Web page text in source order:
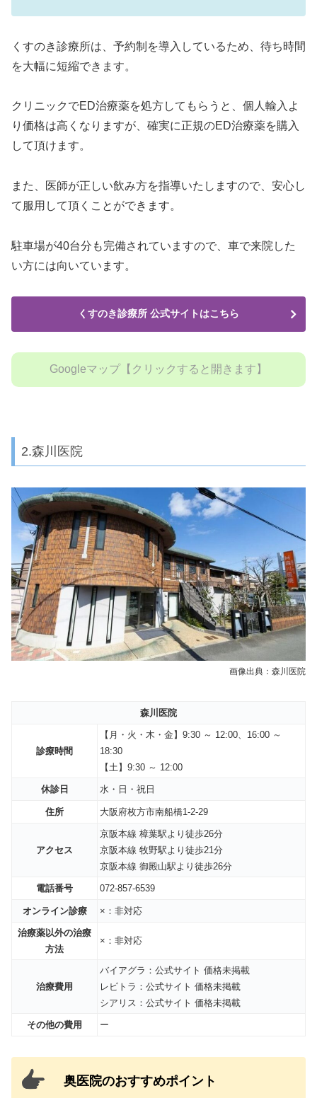
くすのき診療所は、予約制を導入しているため、待ち時間
を大幅に短縮できます。
クリニックでED治療薬を処方してもらうと、個人輸入よ
り価格は高くなりますが、確実に正規のED治療薬を購入
して頂けます。
また、医師が正しい飲み方を指導いたしますので、安心し
て服用して頂くことができます。
駐車場が40台分も完備されていますので、車で来院した
い方には向いています。
くすのき診療所 公式サイトはこちら
Googleマップ【クリックすると開きます】
2.森川医院
画像出典：森川医院
森川医院
診療時間
【月・火・ 木・金】9:30 ～ 12:00、16:00 ～
18:30
【土】9:30 ～ 12:00
休診日 水・日・ 祝日
住所 大阪府枚方市南船橋1-2-29
アクセス
京阪本線 樟葉駅より徒歩26分
京阪本線 牧野駅より徒歩21分
京阪本線 御殿山駅より徒歩26分
電話番号 072-857-6539
オンライン診療 ×：非対応
治療薬以外の治療
方法
×：非対応
治療費用
バイアグラ：公式サイト 価格未掲載
レビトラ：公式サイト 価格未掲載
シアリス：公式サイト 価格未掲載
その他の費用 ー
奥医院のおすすめポイント